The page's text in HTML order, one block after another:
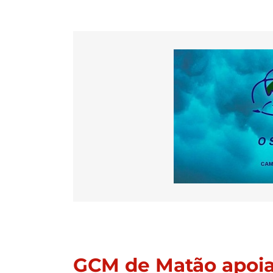
GCM de Matão